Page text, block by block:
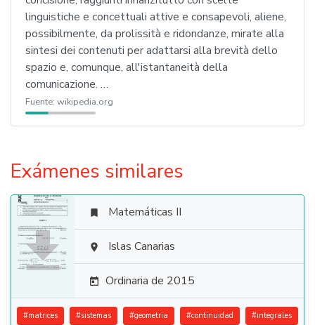
linguistiche e concettuali attive e consapevoli, aliene,
possibilmente, da prolissità e ridondanze, mirate alla
sintesi dei contenuti per adattarsi alla brevità dello
spazio e, comunque, all'istantaneità della
comunicazione. …
Fuente: wikipedia.org
Exámenes similares

 Matemáticas II
 Islas Canarias
 Ordinaria de 2015
#matrices #sistemas #geometria #continuidad #integrales